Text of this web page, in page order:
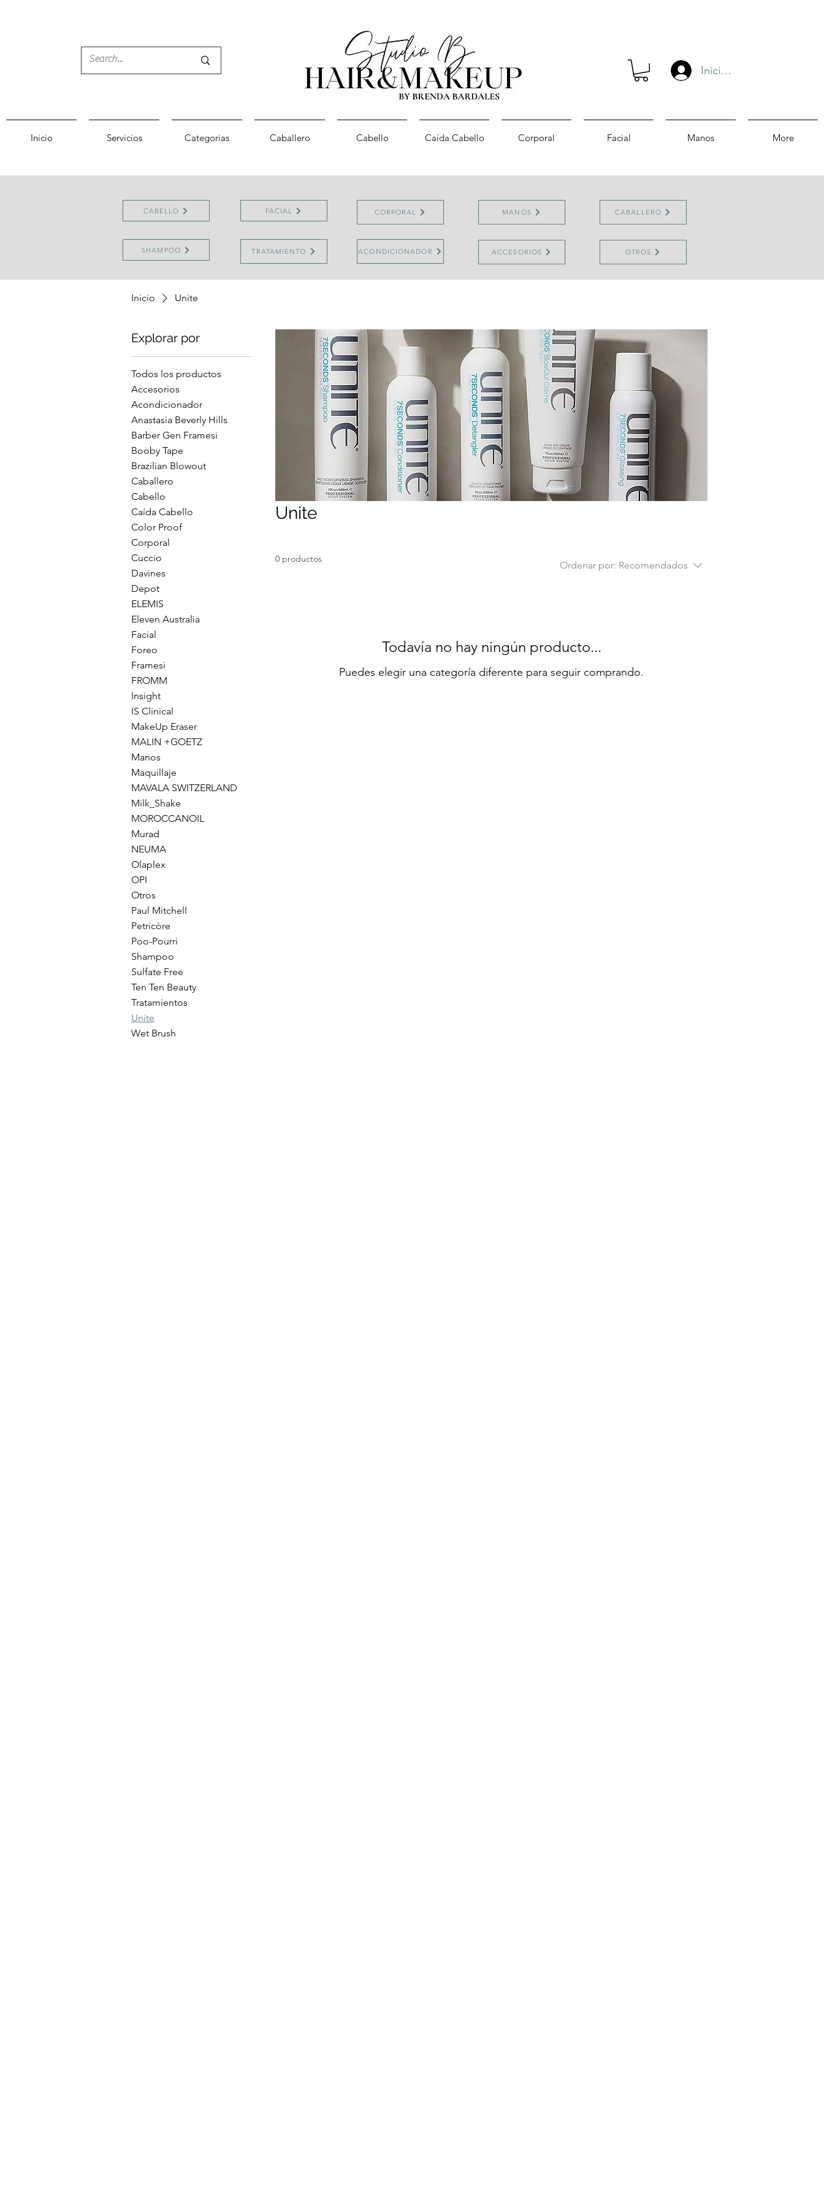
Iniciar sesión
Inicio Servicios Categorias Caballero Cabello Caída Cabello Corporal Facial Manos More
CABELLO
SHAMPOO
FACIAL
TRATAMIENTO
CORPORAL
ACONDICIONADOR
MANOS
ACCESORIOS
CABALLERO
OTROS
Inicio Unite
Explorar por
Todos los productos
Accesorios
Acondicionador
Anastasia Beverly Hills
Barber Gen Framesi
Booby Tape
Brazilian Blowout
Caballero
Cabello
Caída Cabello
Color Proof
Corporal
Cuccio
Davines
Depot
ELEMIS
Eleven Australia
Facial
Foreo
Framesi
FROMM
Insight
IS Clinical
MakeUp Eraser
MALIN +GOETZ
Manos
Maquillaje
MAVALA SWITZERLAND
Milk_Shake
MOROCCANOIL
Murad
NEUMA
Olaplex
OPI
Otros
Paul Mitchell
Petricòre
Poo-Pourri
Shampoo
Sulfate Free
Ten Ten Beauty
Tratamientos
Unite
Wet Brush
Unite
0 productos
Ordenar por: Recomendados
Todavía no hay ningún producto...
Puedes elegir una categoría diferente para seguir comprando.